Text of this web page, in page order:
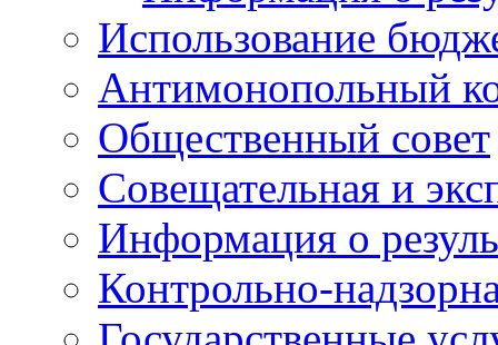
Использование
Антимонопольный
Общественный совет
Совещательная и
Информация о
Контрольно-